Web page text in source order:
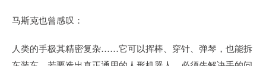
马斯克也曾感叹：
人类的手极其精密复杂……它可以挥棒、穿针、弹琴，也能拆